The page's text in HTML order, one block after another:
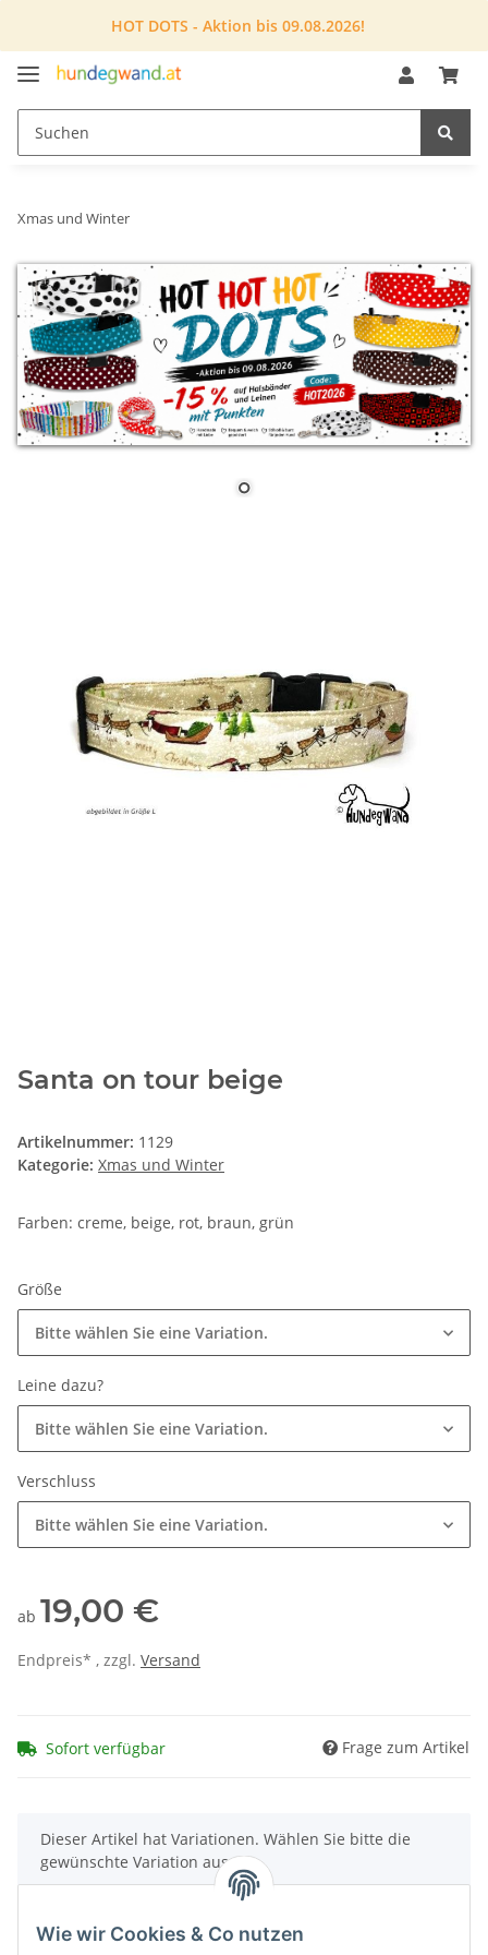
HOT DOTS - Aktion bis 09.08.2026!
Xmas und Winter
Santa on tour beige
Artikelnummer: 1129
Kategorie: Xmas und Winter
Farben: creme, beige, rot, braun, grün
Größe
Bitte wählen Sie eine Variation.
Leine dazu?
Bitte wählen Sie eine Variation.
Verschluss
Bitte wählen Sie eine Variation.
ab 19,00 €
Endpreis* , zzgl. Versand
Sofort verfügbar Frage zum Artikel
x
Dieser Artikel hat Variationen. Wählen Sie bitte die
gewünschte Variation aus.
Wie wir Cookies & Co nutzen